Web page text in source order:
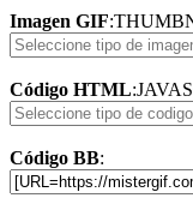
Imagen GIF:
Código HTML:
Código BB: